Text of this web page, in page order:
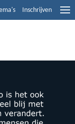
Inschrijven